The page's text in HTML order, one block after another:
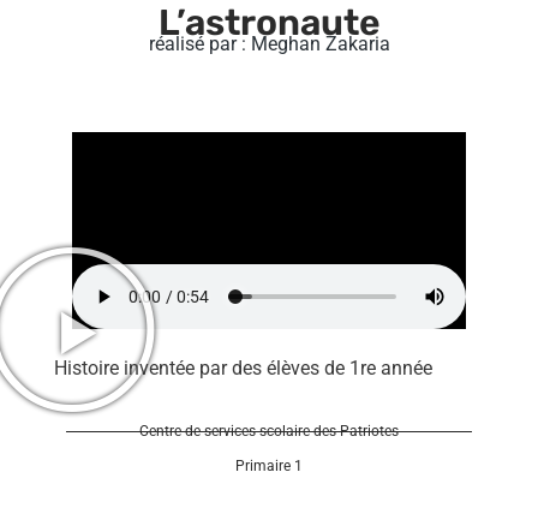
L’astronaute
réalisé par : Meghan Zakaria
Histoire inventée par des élèves de 1re année
Centre de services scolaire des Patriotes
Primaire 1